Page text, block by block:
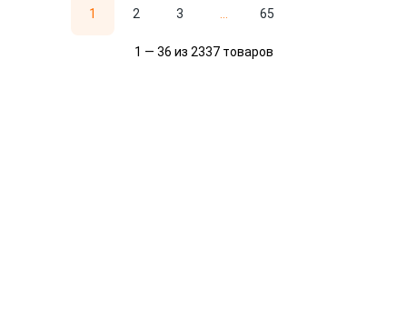
1 2 3 65
1 — 36 из 2337 товаров